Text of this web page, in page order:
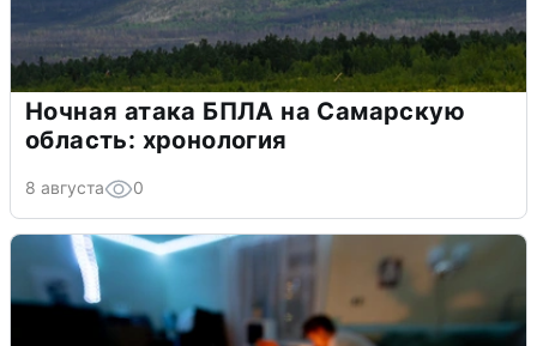
Ночная атака БПЛА на Самарскую
область: хронология
8 августа 0